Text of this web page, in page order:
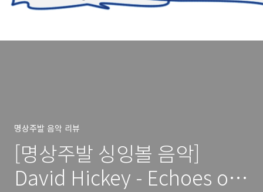
명상주발 음악 리뷰
[명상주발 싱잉볼 음악]
David Hickey - Echoes of